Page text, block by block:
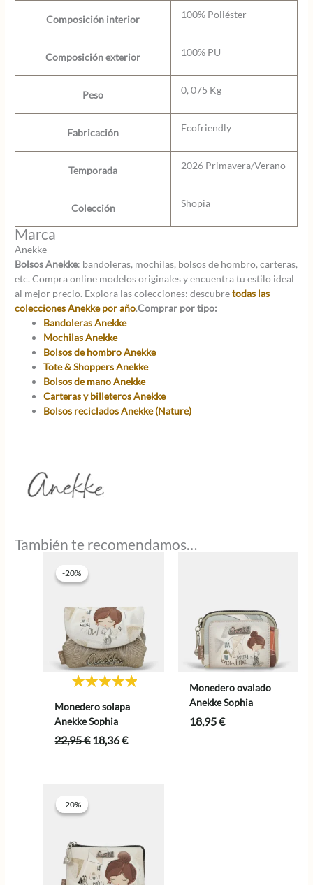
Composición interior 100% Poliéster
Composición exterior 100% PU
Peso 0, 075 Kg
Fabricación Ecofriendly
Temporada 2026 Primavera/Verano
Colección Shopia
Marca
Anekke
Bolsos Anekke: bandoleras, mochilas, bolsos de hombro, carteras,
etc. Compra online modelos originales y encuentra tu estilo ideal
al mejor precio. Explora las colecciones: descubretodas las
colecciones Anekke por año.Comprar por tipo:
Bandoleras Anekke
Mochilas Anekke
Bolsos de hombro Anekke
Tote & Shoppers Anekke
Bolsos de mano Anekke
Carteras y billeteros Anekke
Bolsos reciclados Anekke (Nature)
También te recomendamos…
-20%
-20%
Monedero solapa
Anekke Sophia
22,95€El
18,36€El
Monedero ovalado
Anekke Sophia
18,95€
-20%
-20%